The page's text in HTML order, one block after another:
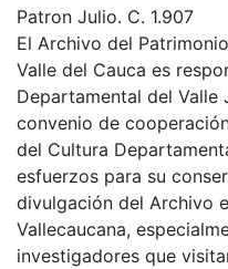
Patron Julio. C. 1.907
El Archivo del
Valle del Cauca es
Departamental del Valle
convenio de
del Cultura
esfuerzos para su
divulgación del Archivo
Vallecaucana,
investigadores que